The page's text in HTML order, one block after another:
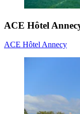
ACE Hôtel
ACE Hôtel Annecy